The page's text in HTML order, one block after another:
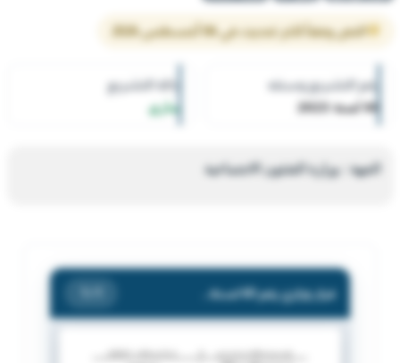
النص وفقاً لآخر تحديث في 06 أغسطس 2026
رقم التشريع وسنته
60 لسنة 2023
حالة التشريع
ساري
الجهة : وزارة الشئون الاجتماعية
قرار وزاري رقم 60 لسنة 2023 بشأن حل مبرة أبواب الخير.